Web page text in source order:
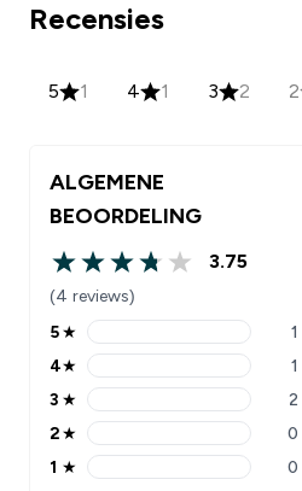
Recensies
5 1 4 1 3 2 2
ALGEMENE
BEOORDELING
3.75 out of 5 stars
3.75
(4 reviews)
5 stars rating 1 reviews
5★ 1
4 stars rating 1 reviews
4★ 1
3 stars rating 2 reviews
3 ★ 2
2 stars rating 0 reviews
2★ 0
1 stars rating 0 reviews
1 ★ 0